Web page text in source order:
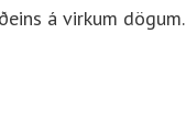
á virkum dögum.